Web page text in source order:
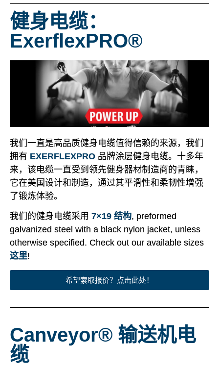
健身电缆：
ExerflexPRO®
我们一直是高品质健身电缆值得信赖的来源，我们
拥有 EXERFLEXPRO 品牌涂层健身电缆。十多年
来，该电缆一直受到领先健身器材制造商的青睐，
它在美国设计和制造，通过其平滑性和柔韧性增强
了锻炼体验。
我们的健身电缆采用 7×19 结构, preformed
galvanized steel with a black nylon jacket, unless
otherwise specified. Check out our available sizes
这里!
希望索取报价？点击此处！
Canveyor® 输送机电
缆